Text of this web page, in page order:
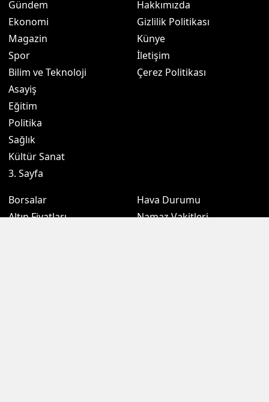
Gündem
Ekonomi
Magazin
Spor
Bilim ve Teknoloji
Asayiş
Eğitim
Politika
Sağlık
Kültür Sanat
3. Sayfa
Hakkımızda
Gizlilik Politikası
Künye
İletişim
Çerez Politikası
Borsalar
Altın Fiyatları
Hava Durumu
Namaz Vakitleri